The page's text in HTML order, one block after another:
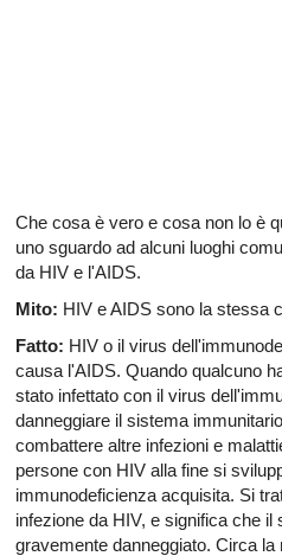
Tutti gli articoli su diabete e
Tutti gli articoli su allergie
Che cosa è vero e cosa non lo è
uno sguardo ad alcuni luoghi
da HIV e l'AIDS.
Mito: HIV e AIDS sono la stessa
Fatto: HIV o il virus
causa l'AIDS. Quando qualcuno
stato infettato con il virus
danneggiare il sistema
combattere altre infezioni e
persone con HIV alla fine si
immunodeficienza acquisita. Si
infezione da HIV, e significa che
gravemente danneggiato. Circa